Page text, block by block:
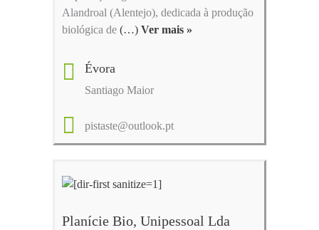
Alandroal (Alentejo), dedicada à produção
biológica de (…) Ver mais »
Évora
Santiago Maior
pistaste@outlook.pt
Planície Bio, Unipessoal Lda